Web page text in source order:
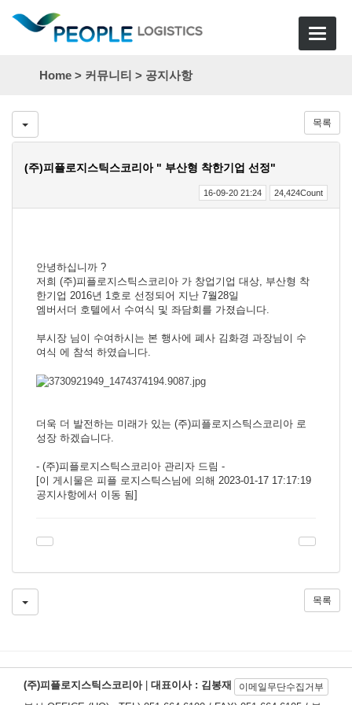
Toggle
Home > 커뮤니티 > 공지사항
목록
(주)피플로지스틱스코리아 " 부산형 착한기업 선정"
16-09-20 21:24 24,424Count
안녕하십니까 ?
저희 (주)피플로지스틱스코리아 가 창업기업 대상, 부산형 착
한기업 2016년 1호로 선정되어 지난 7월28일
엠버서더 호텔에서 수여식 및 좌담회를 가졌습니다.
부시장 님이 수여하시는 본 행사에 폐사 김화경 과장님이 수
여식 에 참석 하였습니다.
더욱 더 발전하는 미래가 있는 (주)피플로지스틱스코리아 로
성장 하겠습니다.
- (주)피플로지스틱스코리아 관리자 드림 -
[이 게시물은 피플 로지스틱스님에 의해 2023-01-17 17:17:19
공지사항에서 이동 됨]
목록
이메일무단수집거부
(주)피플로지스틱스코리아 | 대표이사 : 김봉재